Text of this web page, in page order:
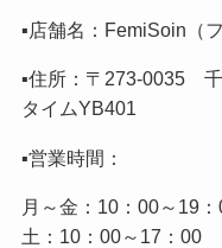
▪️店舗名：FemiSoin（
▪️住所：〒273-0035
タイムYB401
▪️営業時間：
月～金：10：00～19
土：10：00～17：00